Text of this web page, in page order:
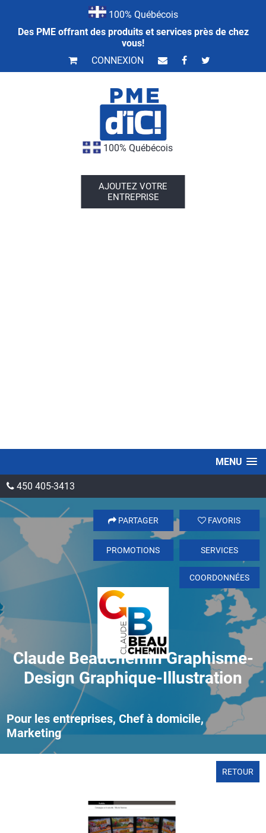
100% Québécois
Des PME offrant des produits et services près de chez
vous!
CONNEXION
100% Québécois
AJOUTEZ VOTRE
ENTREPRISE
MENU
450 405-3413
Claude Beauchemin Graphisme-
Design Graphique-Illustration
Pour les entreprises, Chef à domicile,
Marketing
FAVORIS
PARTAGER
SERVICES
PROMOTIONS
COORDONNÉES
RETOUR